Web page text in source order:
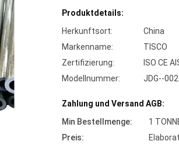
Produktdetails:
Herkunftsort:
China
Markenname:
TISCO
Zertifizierung:
ISO CE
Modellnummer:
JDG--002
Zahlung und Versand AGB:
Min Bestellmenge:
1
Preis: